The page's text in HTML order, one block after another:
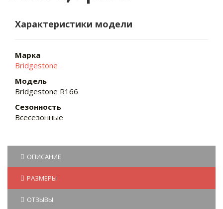
Характеристики модели
Марка
Bridgestone
Модель
Bridgestone R166
Сезонность
Всесезонные
ОПИСАНИЕ
РАЗМЕРЫ
ОТЗЫВЫ